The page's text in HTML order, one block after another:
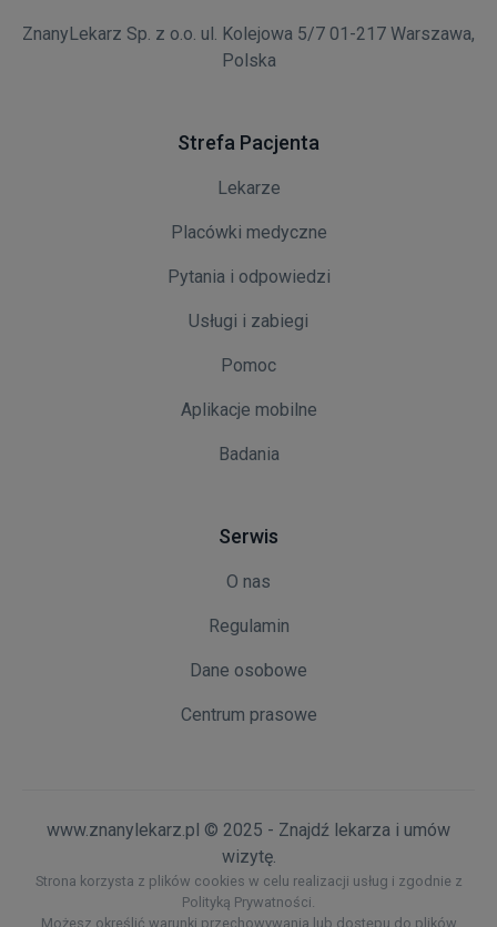
ZnanyLekarz Sp. z o.o. ul. Kolejowa 5/7 01-217 Warszawa,
Polska
Strefa Pacjenta
Lekarze
Placówki medyczne
Pytania i odpowiedzi
Usługi i zabiegi
Pomoc
Aplikacje mobilne
Badania
Serwis
O nas
Regulamin
Dane osobowe
Centrum prasowe
www.znanylekarz.pl © 2025 - Znajdź lekarza i umów
wizytę.
Strona korzysta z plików cookies w celu realizacji usług i zgodnie z
Polityką Prywatności.
Możesz określić warunki przechowywania lub dostępu do plików